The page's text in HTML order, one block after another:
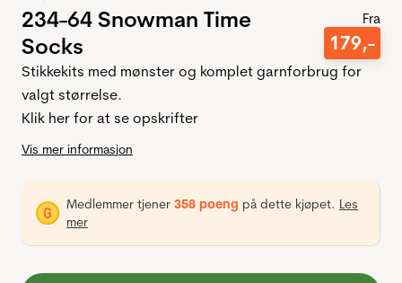
234-64 Snowman Time
Socks
Fra
179,-
Stikkekits med mønster og komplet garnforbrug for
valgt størrelse.
Klik her for at se opskrifter
Vis mer informasjon
Medlemmer tjener 358 poeng på dette kjøpet. Les
mer